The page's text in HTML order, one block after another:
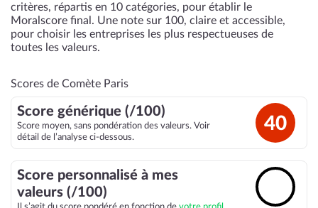
critères, répartis en 10 catégories, pour établir le
Moralscore final. Une note sur 100, claire et accessible,
pour choisir les entreprises les plus respectueuses de
toutes les valeurs.
Scores de Comète Paris
Score générique (/100)
Score moyen, sans pondération des valeurs. Voir
détail de l’analyse ci-dessous.
40
Score personnalisé à mes
valeurs (/100)